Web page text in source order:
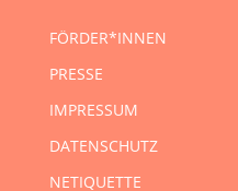
FÖRDER*INNEN
PRESSE
IMPRESSUM
DATENSCHUTZ
NETIQUETTE